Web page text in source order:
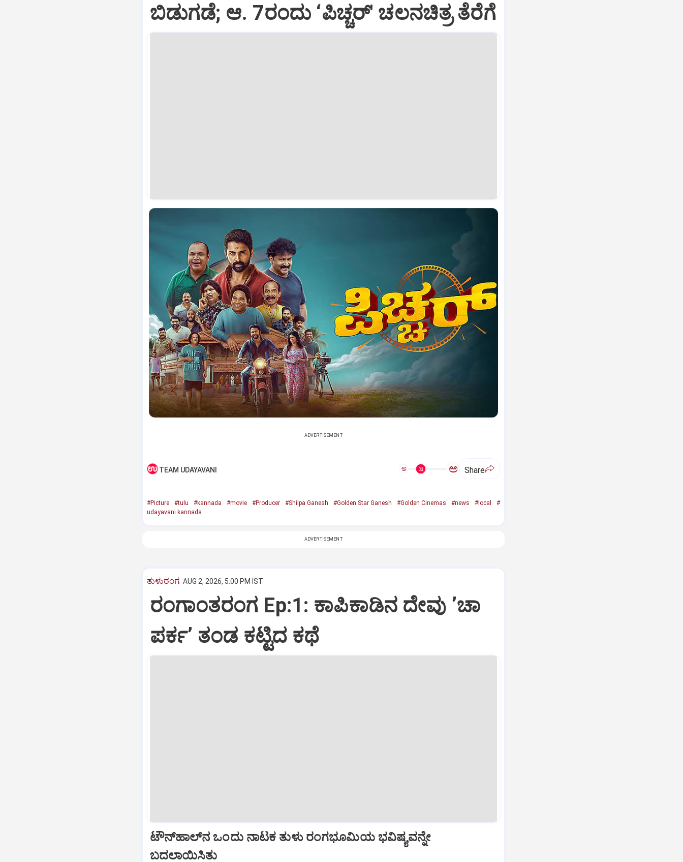
ಬಿಡುಗಡೆ; ಆ. 7ರಂದು ‘ಪಿಚ್ಚರ್‌' ಚಲನಚಿತ್ರ ತೆರೆಗೆ
ADVERTISEMENT
TEAM UDAYAVANI ಅ ಅ Share
#Picture #tulu #kannada #movie #Producer #Shilpa Ganesh #Golden Star Ganesh #Golden Cinemas #news #local
#
udayavani kannada
ADVERTISEMENT
ತುಳುರಂಗ AUG 2, 2026, 5:00 PM IST
ರಂಗಾಂತರಂಗ Ep:1: ಕಾಪಿಕಾಡಿನ ದೇವು ʼಚಾ
ಪರ್ಕʼ ತಂಡ ಕಟ್ಟಿದ ಕಥೆ
ಟೌನ್‌ಹಾಲ್‌ನ ಒಂದು ನಾಟಕ ತುಳು ರಂಗಭೂಮಿಯ ಭವಿಷ್ಯವನ್ನೇ
ಬದಲಾಯಿಸಿತು